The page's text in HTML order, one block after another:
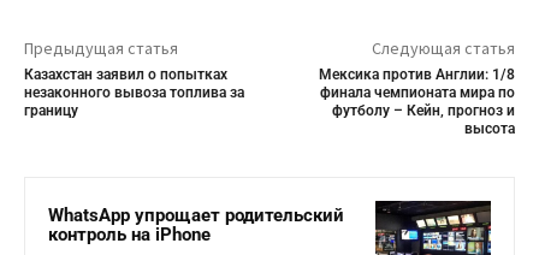
Предыдущая статья
Казахстан заявил о попытках
незаконного вывоза топлива за
границу
Следующая статья
Мексика против Англии: 1/8
финала чемпионата мира по
футболу – Кейн, прогноз и
высота
WhatsApp упрощает родительский
контроль на iPhone